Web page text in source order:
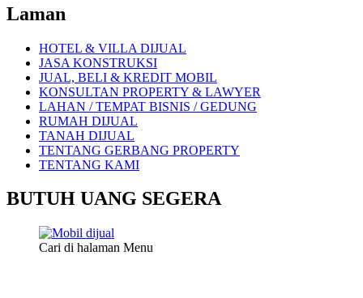
Laman
HOTEL & VILLA DIJUAL
JASA KONSTRUKSI
JUAL, BELI & KREDIT MOBIL
KONSULTAN PROPERTY & LAWYER
LAHAN / TEMPAT BISNIS / GEDUNG
RUMAH DIJUAL
TANAH DIJUAL
TENTANG GERBANG PROPERTY
TENTANG KAMI
BUTUH UANG SEGERA
Cari di halaman Menu